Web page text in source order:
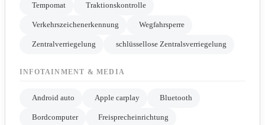
Tempomat Traktionskontrolle
Verkehrszeichenerkennung Wegfahrsperre
Zentralverriegelung schlüssellose Zentralsverriegelung
INFOTAINMENT & MEDIA
Android auto Apple carplay Bluetooth
Bordcomputer Freisprecheinrichtung